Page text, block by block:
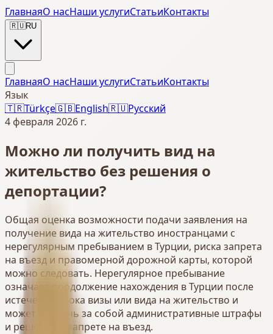
ГлавнаяО насНаши услугиСтатьиКонтакты
🇷🇺RU
ГлавнаяО насНаши услугиСтатьиКонтакты
Язык
🇹🇷Türkçe🇬🇧English🇷🇺Русский
4 февраля 2026 г.
Можно ли получить вид на
жительство без решения о
депортации?
Общая оценка возможности подачи заявления на
получение вида на жительство иностранцами с
нерегулярным пребыванием в Турции, риска запрета
на въезд и правомерной дорожной карты, которой
можно следовать. Нерегулярное пребывание
означает продолжение нахождения в Турции после
истечения срока визы или вида на жительство и
может повлечь за собой административные штрафы
и решения о запрете на въезд.